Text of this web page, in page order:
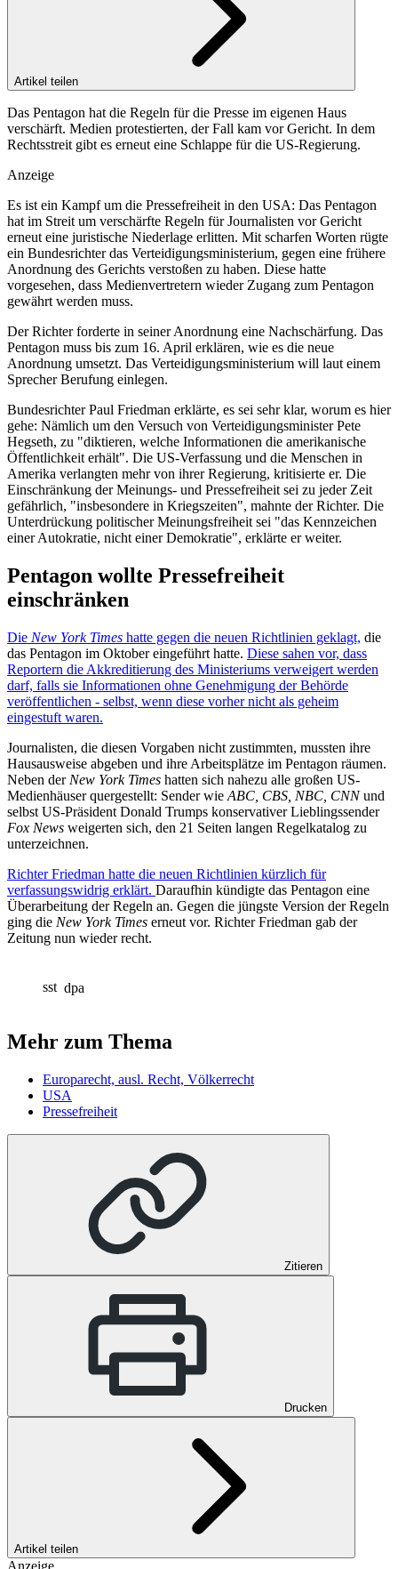
Artikel teilen
Das Pentagon hat die Regeln für die Presse im eigenen Haus
verschärft. Medien protestierten, der Fall kam vor Gericht. In dem
Rechtsstreit gibt es erneut eine Schlappe für die US-Regierung.
Anzeige
Es ist ein Kampf um die Pressefreiheit in den USA: Das Pentagon
hat im Streit um verschärfte Regeln für Journalisten vor Gericht
erneut eine juristische Niederlage erlitten. Mit scharfen Worten rügte
ein Bundesrichter das Verteidigungsministerium, gegen eine frühere
Anordnung des Gerichts verstoßen zu haben. Diese hatte
vorgesehen, dass Medienvertretern wieder Zugang zum Pentagon
gewährt werden muss.
Der Richter forderte in seiner Anordnung eine Nachschärfung. Das
Pentagon muss bis zum 16. April erklären, wie es die neue
Anordnung umsetzt. Das Verteidigungsministerium will laut einem
Sprecher Berufung einlegen.
Bundesrichter Paul Friedman erklärte, es sei sehr klar, worum es hier
gehe: Nämlich um den Versuch von Verteidigungsminister Pete
Hegseth, zu "diktieren, welche Informationen die amerikanische
Öffentlichkeit erhält". Die US-Verfassung und die Menschen in
Amerika verlangten mehr von ihrer Regierung, kritisierte er. Die
Einschränkung der Meinungs- und Pressefreiheit sei zu jeder Zeit
gefährlich, "insbesondere in Kriegszeiten", mahnte der Richter. Die
Unterdrückung politischer Meinungsfreiheit sei "das Kennzeichen
einer Autokratie, nicht einer Demokratie", erklärte er weiter.
Pentagon wollte Pressefreiheit
einschränken
Die New York Times hatte gegen die neuen Richtlinien geklagt, die
das Pentagon im Oktober eingeführt hatte. Diese sahen vor, dass
Reportern die Akkreditierung des Ministeriums verweigert werden
darf, falls sie Informationen ohne Genehmigung der Behörde
veröffentlichen - selbst, wenn diese vorher nicht als geheim
eingestuft waren.
Journalisten, die diesen Vorgaben nicht zustimmten, mussten ihre
Hausausweise abgeben und ihre Arbeitsplätze im Pentagon räumen.
Neben der New York Times hatten sich nahezu alle großen US-
Medienhäuser quergestellt: Sender wie ABC, CBS, NBC, CNNund
selbst US-Präsident Donald Trumps konservativer Lieblingssender
Fox News weigerten sich, den 21 Seiten langen Regelkatalog zu
unterzeichnen.
Richter Friedman hatte die neuen Richtlinien kürzlich für
verfassungswidrig erklärt. Daraufhin kündigte das Pentagon eine
Überarbeitung der Regeln an. Gegen die jüngste Version der Regeln
ging die New York Times erneut vor. Richter Friedman gab der
Zeitung nun wieder recht.
sst dpa
Mehr zum Thema
Europarecht, ausl. Recht, Völkerrecht
USA
Pressefreiheit
Zitieren
Drucken
Artikel teilen